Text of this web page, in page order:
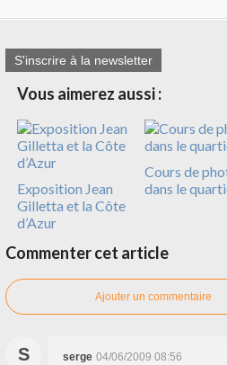
S'inscrire à la newsletter
Vous aimerez aussi :
Exposition Jean
Gilletta et la Côte
d’Azur
Cours de
dans le
Commenter cet article
Ajouter un commentaire
S serge 04/06/2009 08:56